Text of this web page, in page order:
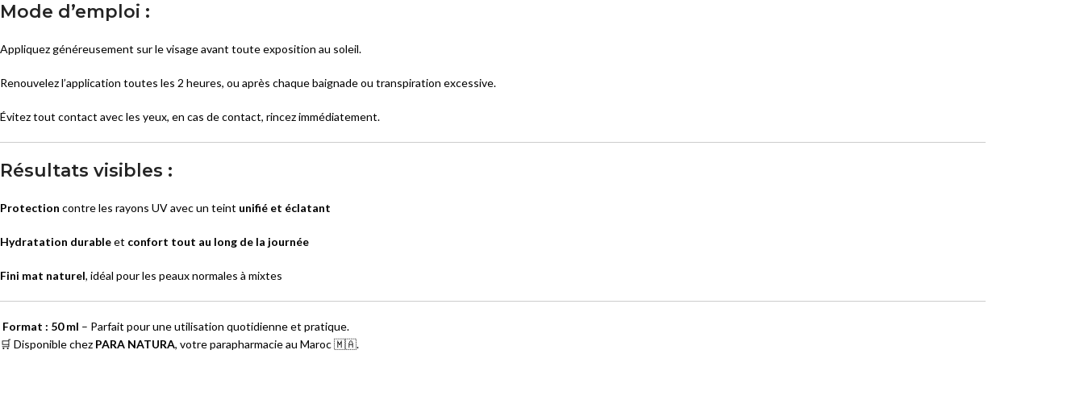
Mode d’emploi :
Appliquez généreusement sur le visage avant toute exposition au soleil.
Renouvelez l’application toutes les 2 heures, ou après chaque baignade ou transpiration excessive.
Évitez tout contact avec les yeux, en cas de contact, rincez immédiatement.
Résultats visibles :
Protection contre les rayons UV avec un teint unifié et éclatant
Hydratation durableet confort tout au long de la journée
Fini mat naturel, idéal pour les peaux normales à mixtes
Format : 50 ml – Parfait pour une utilisation quotidienne et pratique.
🛒 Disponible chez PARA NATURA, votre parapharmacie au Maroc 🇲🇦.